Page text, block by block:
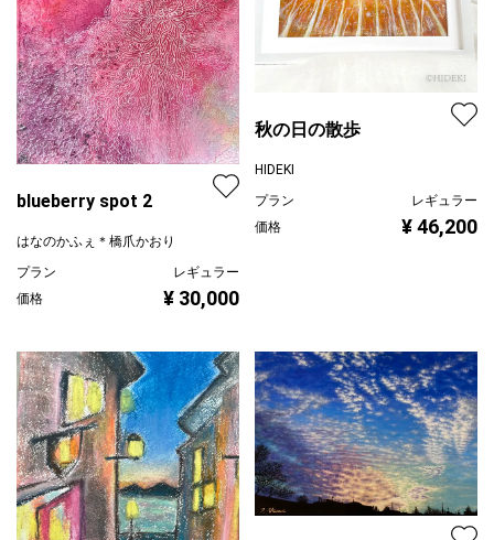
blueberry spot 2
はなのかふぇ＊橋爪かおり
プラン
レギュラー
価格
¥ 30,000
秋の日の散歩
HIDEKI
プラン
レギュラー
価格
¥ 46,200